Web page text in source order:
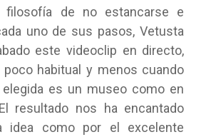
filosofía de no estancarse e
uno de sus pasos, Vetusta
este videoclip en directo,
poco habitual y menos cuando
elegida es un museo como en
resultado nos ha encantado
idea como por el excelente